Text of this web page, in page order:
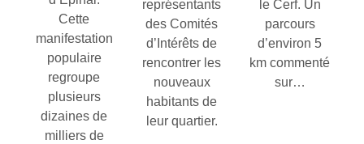
Cette
manifestation
populaire
regroupe
plusieurs
dizaines de
milliers de
représentants
des Comités
d’Intérêts de
rencontrer les
nouveaux
habitants de
leur quartier.
le Cerf. Un
parcours
d’environ 5
km commenté
sur…